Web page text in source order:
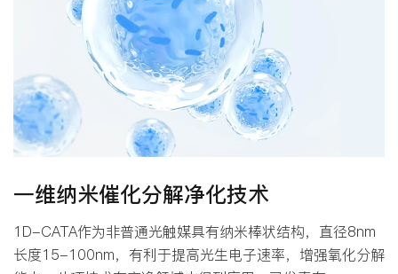
一维纳米催化分解净化技术
1D-CATA作为非普通光触媒具有纳米棒状结构，直径8nm
长度15-100nm，有利于提高光生电子速率，增强氧化分解